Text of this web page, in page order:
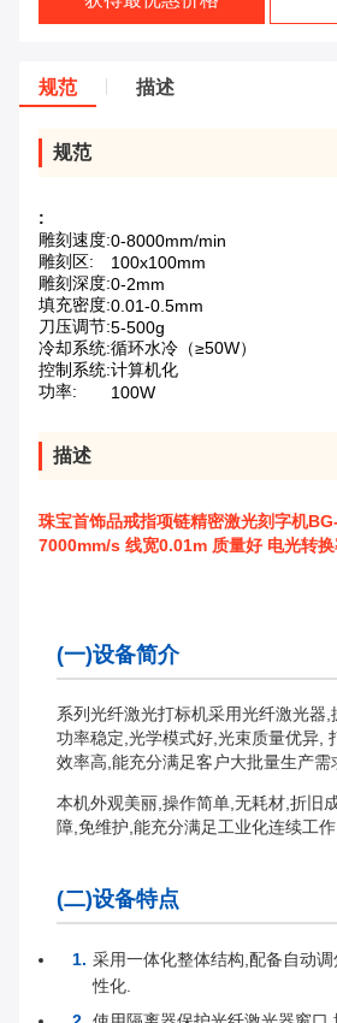
规范 描述
规范
:
雕刻速度:0-8000mm/min
雕刻区:
100x100mm
雕刻深度:0-2mm
填充密度:0.01-0.5mm
刀压调节:5-500g
冷却系统:循环水冷（≥50W）
控制系统:计算机化
功率:
100W
描述
珠宝首饰品戒指项链精密激光刻字机
7000mm/s 线宽0.01m 质量好 电光转
(一)设备简介
系列光纤激光打标机采用光纤激光器,
功率稳定,光学模式好,光束质量优异,
效率高,能充分满足客户大批量生产需
本机外观美丽,操作简单,无耗材,折旧
障,免维护,能充分满足工业化连续工
(二)设备特点
采用一体化整体结构,配备自动
性化.